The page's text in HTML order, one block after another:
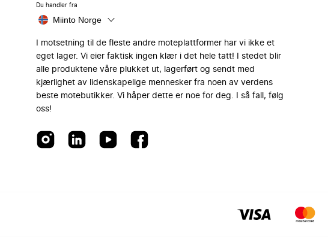
Du handler fra
Miinto Norge
I motsetning til de fleste andre moteplattformer har vi ikke et
eget lager. Vi eier faktisk ingen klær i det hele tatt! I stedet blir
alle produktene våre plukket ut, lagerført og sendt med
kjærlighet av lidenskapelige mennesker fra noen av verdens
beste motebutikker. Vi håper dette er noe for deg. I så fall, følg
oss!